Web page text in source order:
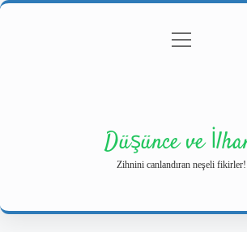
Gizlilik Politikası
menüyü
Düşünce ve
Zihnini canlandıran neşeli fikirler!